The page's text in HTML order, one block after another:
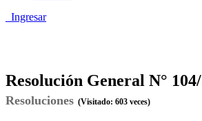
Ingresar
Resolución General N°
Resoluciones (Visitado: 603 veces)